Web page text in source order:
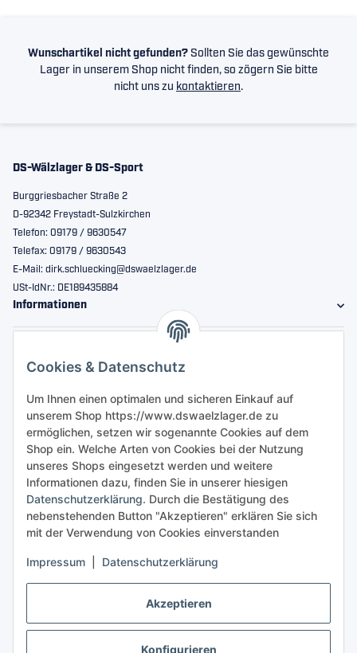
Akzeptieren
Konfigurieren
Cookies & Datenschutz
Um Ihnen einen optimalen und sicheren Einkauf auf
unserem Shop https://www.dswaelzlager.de zu
ermöglichen, setzen wir sogenannte Cookies auf dem
Shop ein. Welche Arten von Cookies bei der Nutzung
unseres Shops eingesetzt werden und weitere
Informationen dazu, finden Sie in unserer hiesigen
Datenschutzerklärung. Durch die Bestätigung des
nebenstehenden Button "Akzeptieren" erklären Sie sich
mit der Verwendung von Cookies einverstanden
Impressum Datenschutzerklärung
Wunschartikel nicht gefunden? Sollten Sie das gewünschte
Lager in unserem Shop nicht finden, so zögern Sie bitte
nicht uns zu kontaktieren.
DS-Wälzlager & DS-Sport
Burggriesbacher Straße 2
D-92342 Freystadt-Sulzkirchen
Telefon: 09179 / 9630547
Telefax: 09179 / 9630543
E-Mail: dirk.schluecking@dswaelzlager.de
USt-IdNr.: DE189435884
Informationen